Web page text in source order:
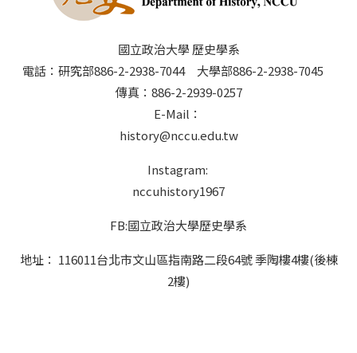
國立政治大學 歷史學系
電話：研究部886-2-2938-7044 大學部886-2-2938-7045
傳真：886-2-2939-0257
E-Mail：
history@nccu.edu.tw
Instagram:
nccuhistory1967
FB:國立政治大學歷史學系
地址： 116011台北市文山區指南路二段64號 季陶樓4樓(後棟
2樓)